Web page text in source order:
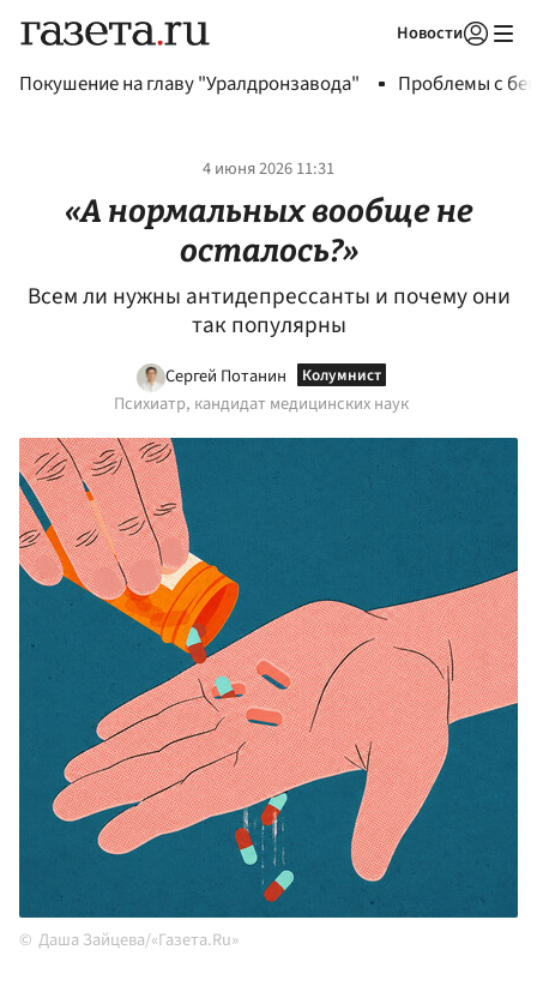
Новости
Покушение на главу "Уралдронзавода" Проблемы с
4 июня 2026 11:31
«А нормальных вообще не
осталось?»
Всем ли нужны антидепрессанты и почему они
так популярны
Сергей Потанин
Психиатр, кандидат медицинских наук
Даша Зайцева/«Газета.Ru»